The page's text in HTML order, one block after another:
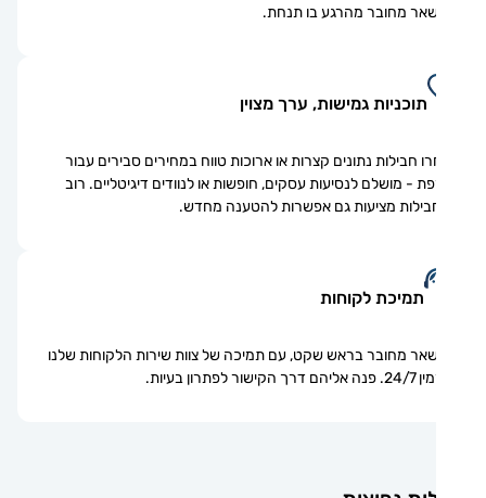
מחובר מהרגע בו תנחת.
תוכניות גמישות, ערך מצוין
חבילות נתונים קצרות או ארוכות טווח במחירים סבירים עבור
- מושלם לנסיעות עסקים, חופשות או לנוודים דיגיטליים. רוב
מציעות גם אפשרות להטענה מחדש.
תמיכת לקוחות
מחובר בראש שקט, עם תמיכה של צוות שירות הלקוחות שלנו